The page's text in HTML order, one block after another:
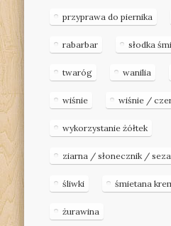
przyprawa do piernika
rabarbar słodka
twaróg wanilia
wiśnie wiśnie /
wykorzystanie żółtek
ziarna / słonecznik /
śliwki śmietana
żurawina